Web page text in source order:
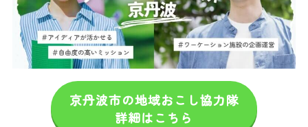
京丹波市の地域おこし協力隊
詳細はこちら